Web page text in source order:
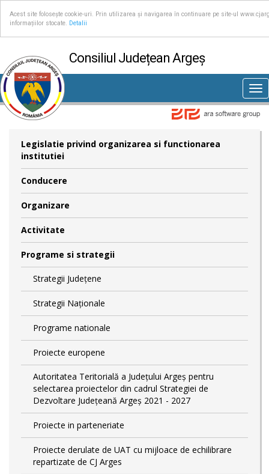
Acest site folosește cookie-uri. Prin utilizarea și navigarea în continuare pe site-ul
informațiilor stocate.
Detalii
Consiliul Județean Argeș
Legislatie privind organizarea si functionarea
institutiei
Conducere
Organizare
Activitate
Programe si strategii
Strategii Județene
Strategii Naționale
Programe nationale
Proiecte europene
Autoritatea Teritorială a Județului Argeș pentru
selectarea proiectelor din cadrul Strategiei de
Dezvoltare Județeană Argeș 2021 - 2027
Proiecte in parteneriate
Proiecte derulate de UAT cu mijloace de echilibrare
repartizate de CJ Arges